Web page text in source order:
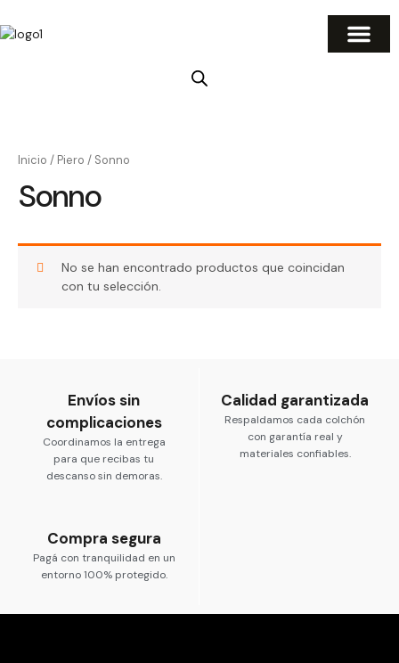
al
contenido
Inicio / Piero / Sonno
Sonno
No se han encontrado productos que coincidan
con tu selección.
Envíos sin
complicaciones
Coordinamos la entrega
para que recibas tu
descanso sin demoras.
Calidad garantizada
Respaldamos cada colchón
con garantía real y
materiales confiables.
Compra segura
Pagá con tranquilidad en un
entorno 100% protegido.